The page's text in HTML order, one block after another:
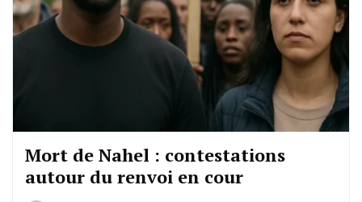
Mort de Nahel : contestations
autour du renvoi en cour